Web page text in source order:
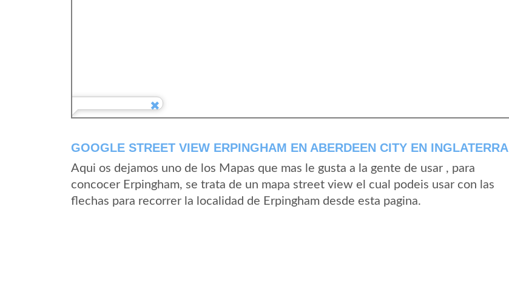
GOOGLE STREET VIEW ERPINGHAM EN ABERDEEN CITY EN INGLATERRA
Aqui os dejamos uno de los Mapas que mas le gusta a la gente de usar , para
concocer Erpingham, se trata de un mapa street view el cual podeis usar con las
flechas para recorrer la localidad de Erpingham desde esta pagina.